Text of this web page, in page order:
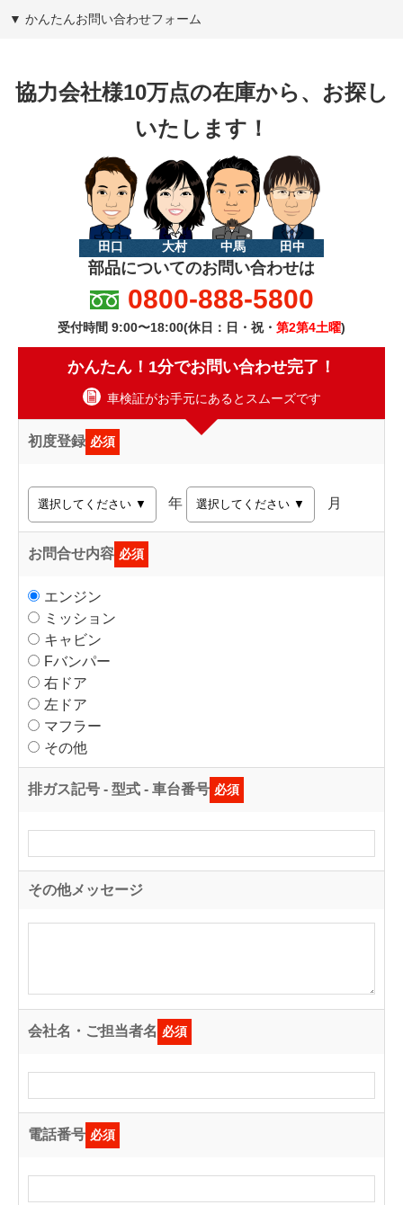
▼ かんたんお問い合わせフォーム
協力会社様10万点の在庫から、お探し
いたします！
田口 大村 中馬 田中
部品についてのお問い合わせは
0800-888-5800
受付時間 9:00〜18:00(休日：日・祝・ 第2第4土曜)
かんたん！1分でお問い合わせ完了！
車検証がお手元にあるとスムーズです
初度登録 必須
年 月
お問合せ内容 必須
エンジン
ミッション
キャビン
Fバンパー
右ドア
左ドア
マフラー
その他
排ガス記号 - 型式 - 車台番号 必須
その他メッセージ
会社名・ご担当者名 必須
電話番号 必須